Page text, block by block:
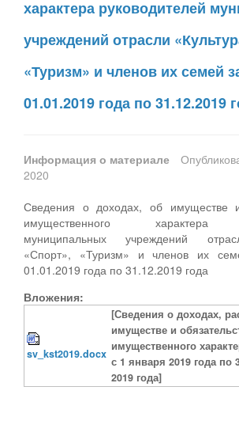
характера руководителей
учреждений отрасли
«Туризм» и членов их семей
01.01.2019 года по 31.12.2019
Информация о материале
2020
Сведения о доходах, об имуществе и
имущественного характера
муниципальных учреждений
«Спорт», «Туризм» и членов их
01.01.2019 года по 31.12.2019 года
Вложения:
sv_kst2019.docx
[Сведения о доходах,
имуществе и
имущественного
с 1 января 2019 года по
2019 года]